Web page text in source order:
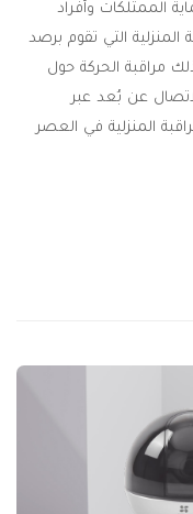
الممتلكات وأفراد
المنزلية التي تقوم برصد
مراقبة الحركة حول
عن بُعد عبر
المنزلية في العصر